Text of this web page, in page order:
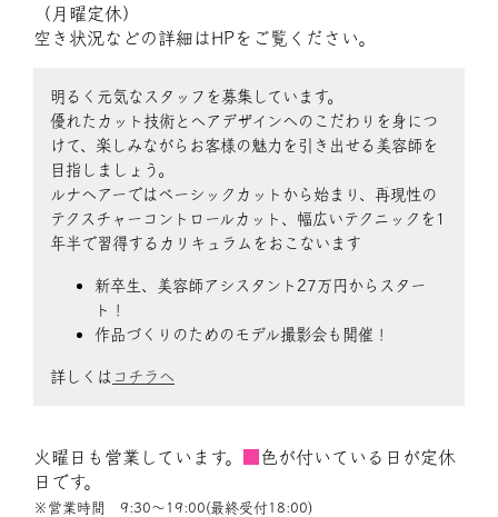
（月曜定休）
空き状況などの詳細はHPをご覧ください。
明るく元気なスタッフを募集しています。
優れたカット技術とヘアデザインへのこだわりを身につ
けて、楽しみながらお客様の魅力を引き出せる美容師を
目指しましょう。
ルナヘアーではベーシックカットから始まり、再現性の
テクスチャーコントロールカット、幅広いテクニックを1
年半で習得するカリキュラムをおこないます
新卒生、美容師アシスタント27万円からスター
ト！
作品づくりのためのモデル撮影会も開催！
詳しくは コチラへ
火曜日も営業しています。
色が付いている日が定休
日です。
※営業時間 9:30〜19:00(最終受付18:00)